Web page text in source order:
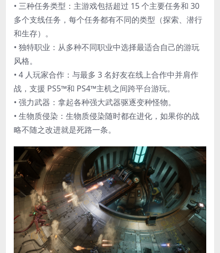
• 三种任务类型：主游戏包括超过 15 个主要任务和 30
多个支线任务，每个任务都有不同的类型（探索、潜行
和生存）。
• 独特职业：从多种不同职业中选择最适合自己的游玩
风格。
• 4 人玩家合作：与最多 3 名好友在线上合作中并肩作
战，支援 PS5™和 PS4™主机之间跨平台游玩。
• 强力武器：拿起各种强大武器驱逐变种怪物。
• 生物质侵染：生物质侵染随时都在进化，如果你的战
略不随之改进就是死路一条。